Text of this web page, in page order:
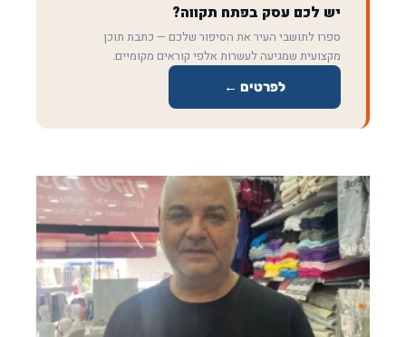
יש לכם עסק בפתח תקווה?
ספרו לתושבי העיר את הסיפור שלכם — כתבת תוכן
מקצועית שמגיעה לעשרות אלפי קוראים מקומיים.
לפרטים ←